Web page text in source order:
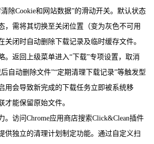
除Cookie和网站数据”的滑动开关。默认状态
，需将其切换至关闭位置（变为灰色不可用
关闭时自动删除下载记录及临时缓存文件。
。返回上级菜单进入“下载”专项设置，取消
自动删除文件”“定期清理下载记录”等触发型
用会导致新完成的下载任务立即被系统移
才能保留原始文件。
。访问Chrome应用商店搜索Click&Clean插件
供独立的清理计划制定功能。通过自定义扫